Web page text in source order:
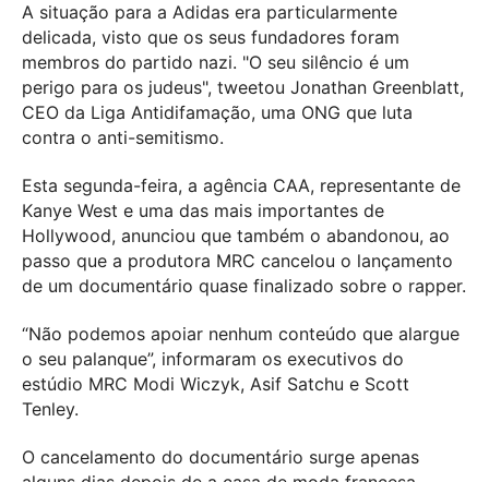
A situação para a Adidas era particularmente
delicada, visto que os seus fundadores foram
membros do partido nazi. "O seu silêncio é um
perigo para os judeus", tweetou Jonathan Greenblatt,
CEO da Liga Antidifamação, uma ONG que luta
contra o anti-semitismo.
Esta segunda-feira, a agência CAA, representante de
Kanye West e uma das mais importantes de
Hollywood, anunciou que também o abandonou, ao
passo que a produtora MRC cancelou o lançamento
de um documentário quase finalizado sobre o rapper.
“Não podemos apoiar nenhum conteúdo que alargue
o seu palanque”, informaram os executivos do
estúdio MRC Modi Wiczyk, Asif Satchu e Scott
Tenley.
O cancelamento do documentário surge apenas